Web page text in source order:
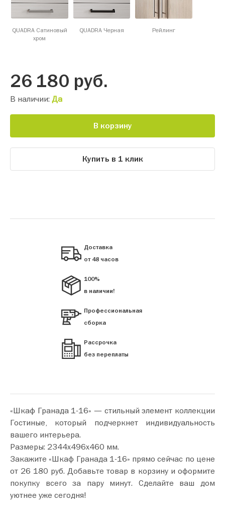
QUADRA Сатиновый
хром
QUADRA Черная Рейлинг
26 180 руб.
В наличии: Да
В корзину
Купить в 1 клик
Доставка
от 48 часов
100%
в наличии!
Профессиональная
сборка
Рассрочка
без переплаты
«Шкаф Гранада 1-16» — стильный элемент коллекции
Гостиные, который подчеркнет индивидуальность
вашего интерьера.
Размеры: 2344х496х460 мм.
Закажите «Шкаф Гранада 1-16» прямо сейчас по цене
от 26 180 руб. Добавьте товар в корзину и оформите
покупку всего за пару минут. Сделайте ваш дом
уютнее уже сегодня!